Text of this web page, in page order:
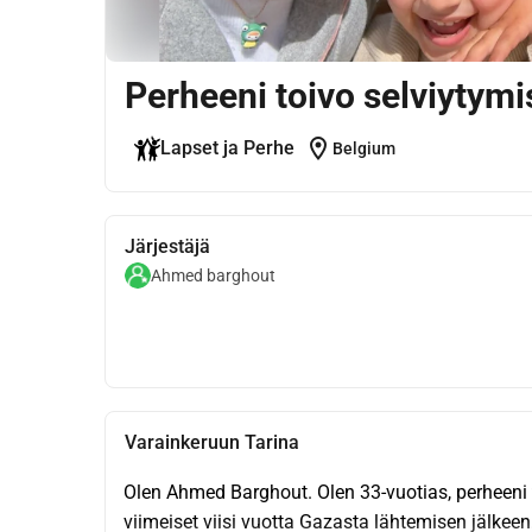
Perheeni toivo
Lapset ja Perhe location_on Belgium
Järjestäjä
Ahmed barghout
Varainkeruun Tarina
Olen Ahmed Barghout. Olen 33-vuotias,
viimeiset viisi vuotta Gazasta lähtemisen